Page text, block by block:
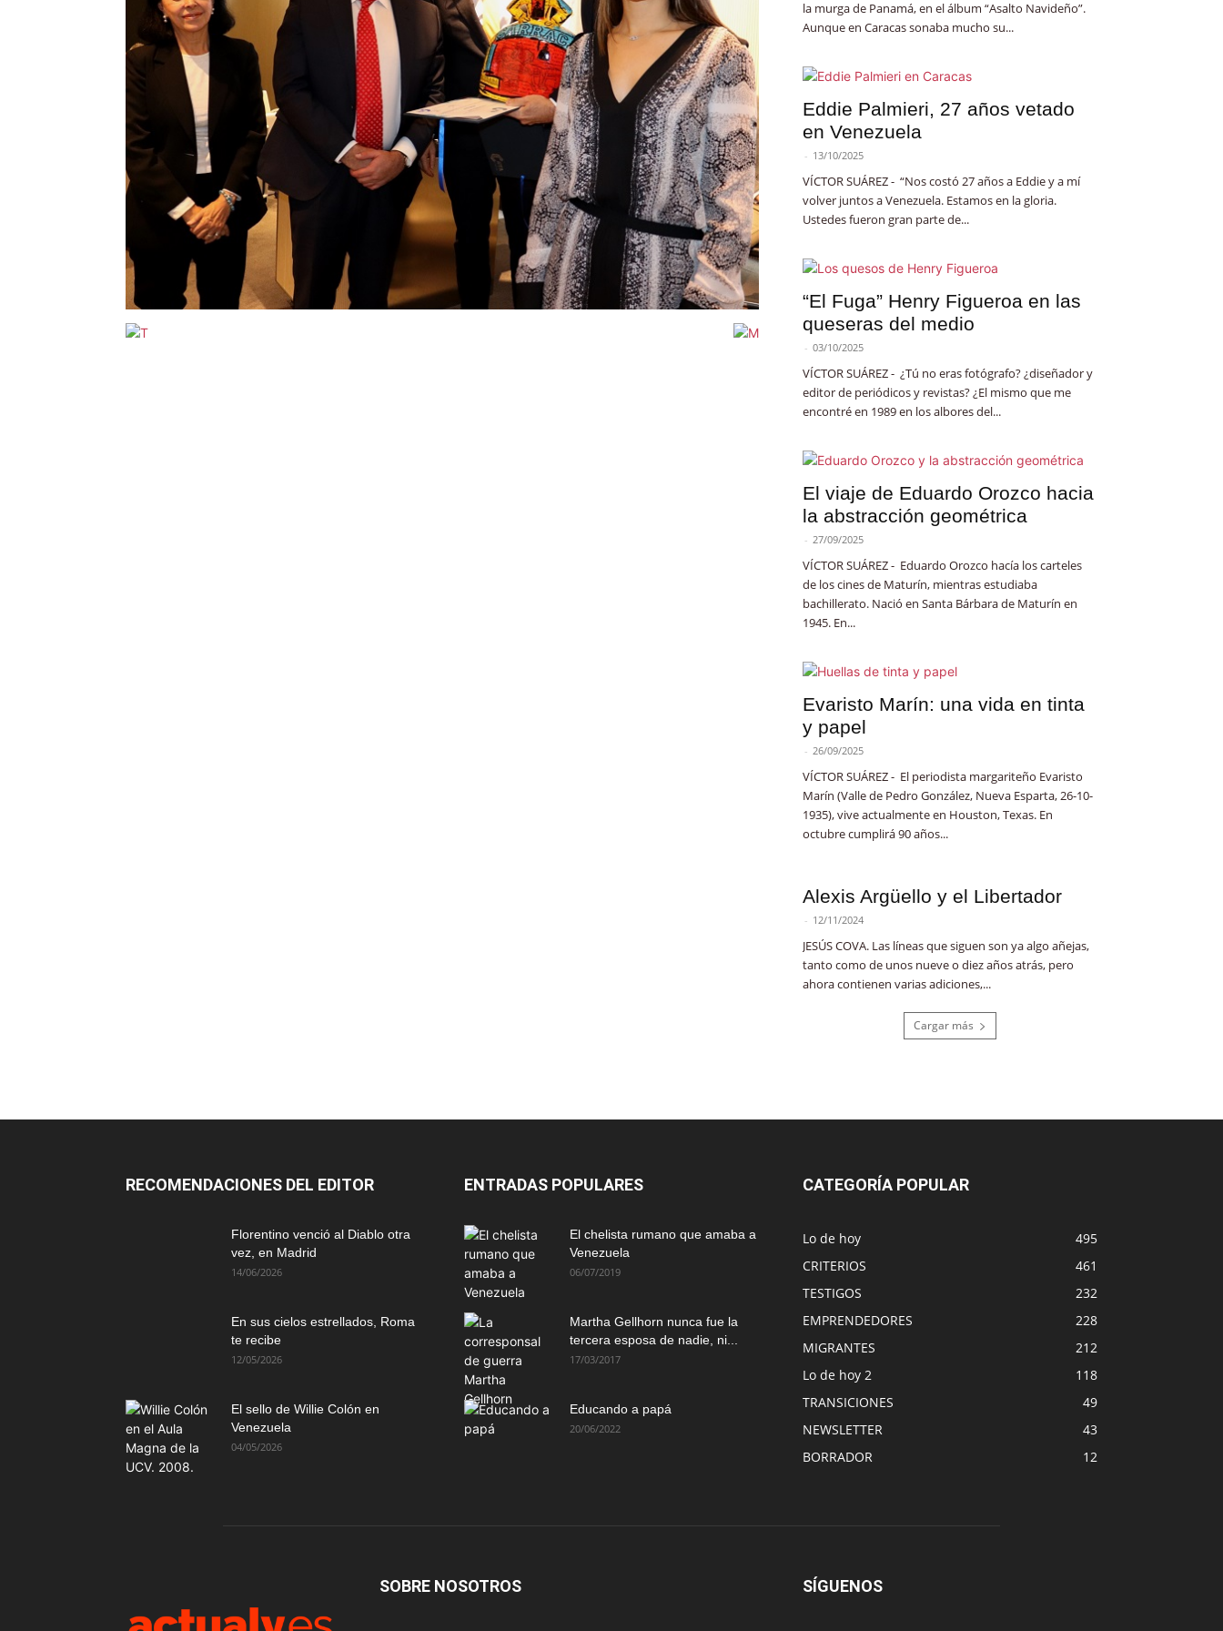
la murga de Panamá, en el álbum “Asalto Navideño”.
Aunque en Caracas sonaba mucho su...
Eddie Palmieri, 27 años vetado
en Venezuela
- 13/10/2025
VÍCTOR SUÁREZ - “Nos costó 27 años a Eddie y a mí
volver juntos a Venezuela. Estamos en la gloria.
Ustedes fueron gran parte de...
“El Fuga” Henry Figueroa en las
queseras del medio
- 03/10/2025
VÍCTOR SUÁREZ - ¿Tú no eras fotógrafo? ¿diseñador y
editor de periódicos y revistas? ¿El mismo que me
encontré en 1989 en los albores del...
El viaje de Eduardo Orozco hacia
la abstracción geométrica
- 27/09/2025
VÍCTOR SUÁREZ - Eduardo Orozco hacía los carteles
de los cines de Maturín, mientras estudiaba
bachillerato. Nació en Santa Bárbara de Maturín en
1945. En...
Evaristo Marín: una vida en tinta
y papel
- 26/09/2025
VÍCTOR SUÁREZ - El periodista margariteño Evaristo
Marín (Valle de Pedro González, Nueva Esparta, 26-10-
1935), vive actualmente en Houston, Texas. En
octubre cumplirá 90 años...
Alexis Argüello y el Libertador
- 12/11/2024
JESÚS COVA. Las líneas que siguen son ya algo añejas,
tanto como de unos nueve o diez años atrás, pero
ahora contienen varias adiciones,...
Cargar más
RECOMENDACIONES DEL EDITOR
Florentino venció al Diablo otra
vez, en Madrid
14/06/2026
En sus cielos estrellados, Roma
te recibe
12/05/2026
El sello de Willie Colón en
Venezuela
04/05/2026
ENTRADAS POPULARES
El chelista rumano que amaba a
Venezuela
06/07/2019
Martha Gellhorn nunca fue la
tercera esposa de nadie, ni...
17/03/2017
Educando a papá
20/06/2022
CATEGORÍA POPULAR
Lo de hoy
495
CRITERIOS
461
TESTIGOS
232
EMPRENDEDORES
228
MIGRANTES
212
Lo de hoy 2
118
TRANSICIONES
49
NEWSLETTER
43
BORRADOR
12
SOBRE NOSOTROS SÍGUENOS